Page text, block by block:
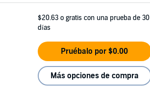
$20.63 o gratis con una prueba de 30
días
Pruébalo por $0.00
Más opciones de compra